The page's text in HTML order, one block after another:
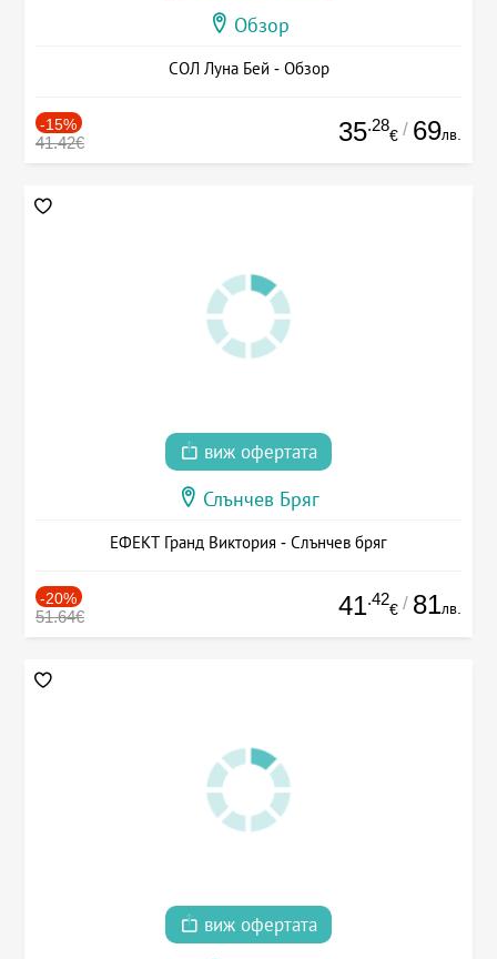
Обзор
СОЛ Луна Бей - Обзор
-15%
41.42€ 35.28
€ / 69лв.
виж офертата
Слънчев Бряг
ЕФЕКТ Гранд Виктория - Слънчев бряг
-20%
51.64€ 41.42
€ / 81лв.
виж офертата